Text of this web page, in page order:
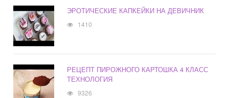
ЭРОТИЧЕСКИЕ КАПКЕЙКИ НА ДЕВИЧНИК
1410
РЕЦЕПТ ПИРОЖНОГО КАРТОШКА 4 КЛАСС
ТЕХНОЛОГИЯ
9326